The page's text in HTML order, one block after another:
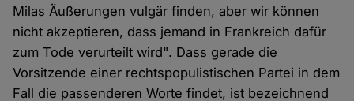
Milas Äußerungen vulgär finden, aber wir können
nicht akzeptieren, dass jemand in Frankreich dafür
zum Tode verurteilt wird". Dass gerade die
Vorsitzende einer rechtspopulistischen Partei in dem
Fall die passenderen Worte findet, ist bezeichnend